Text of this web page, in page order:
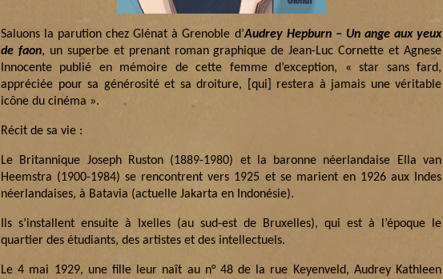
Saluons la parution chez Glénat à Grenoble d’Audrey Hepburn – Un ange aux yeux
de faon, un superbe et prenant roman graphique de Jean-Luc Cornette et Agnese
Innocente publié en mémoire de cette femme d’exception, « star sans fard,
appréciée pour sa générosité et sa droiture, [qui] restera à jamais une véritable
icône du cinéma ».
Récit de sa vie :
Le Britannique Joseph Ruston (1889-1980) et la baronne néerlandaise Ella van
Heemstra (1900-1984) se rencontrent vers 1925 et se marient en 1926 aux Indes
néerlandaises, à Batavia (actuelle Jakarta en Indonésie).
Ils s’installent ensuite à Ixelles (au sud-est de Bruxelles), qui est à l’époque le
quartier des étudiants, des artistes et des intellectuels.
Le 4 mai 1929, une fille leur naît au n° 48 de la rue Keyenveld, Audrey Kathleen